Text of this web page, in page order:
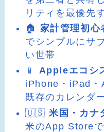
リティを最優先
🏠 家計管理初心
でシンプルにサ
い世帯
📱 Appleエコシ
iPhone・iPad・
既存のカレンダ
🇺🇸米国・カナ
米のApp Store